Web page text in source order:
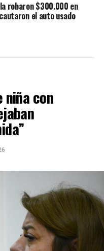
robaron $300.000 en
el auto usado
niña con